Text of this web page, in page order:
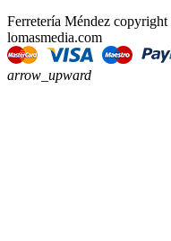
Ferretería Méndez
lomasmedia.com
arrow_upward